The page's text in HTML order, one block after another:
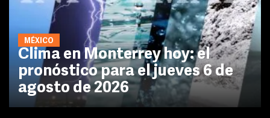
MÉXICO
Clima en Monterrey hoy: el
pronóstico para el jueves 6 de
agosto de 2026